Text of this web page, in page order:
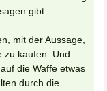
gibt.
mit der Aussage,
zu kaufen. Und
die Waffe etwas
durch die